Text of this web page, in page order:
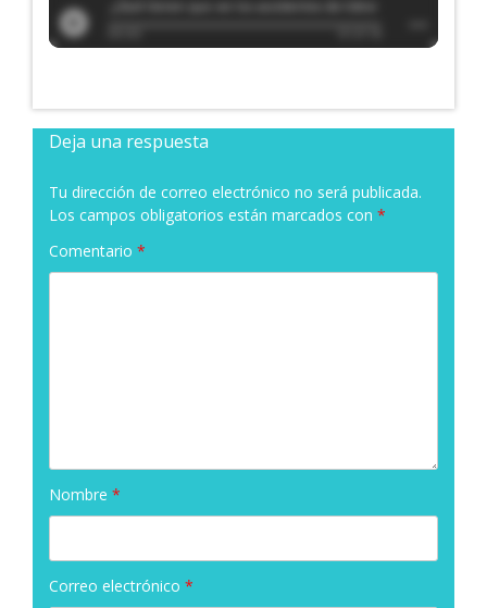
Deja una respuesta
Tu dirección de correo electrónico no será publicada.
Los campos obligatorios están marcados con *
Comentario *
Nombre *
Correo electrónico *